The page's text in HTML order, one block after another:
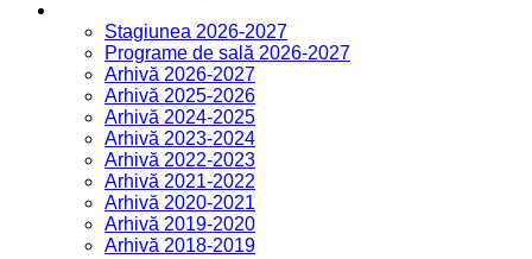
Stagiunea 2026-2027
Programe de sală 2026-2027
Arhivă 2026-2027
Arhivă 2025-2026
Arhivă 2024-2025
Arhivă 2023-2024
Arhivă 2022-2023
Arhivă 2021-2022
Arhivă 2020-2021
Arhivă 2019-2020
Arhivă 2018-2019